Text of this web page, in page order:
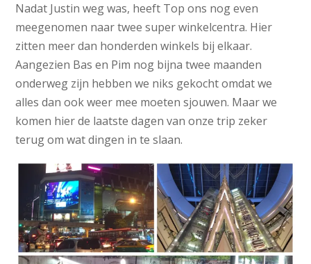
Nadat Justin weg was, heeft Top ons nog even
meegenomen naar twee super winkelcentra. Hier
zitten meer dan honderden winkels bij elkaar.
Aangezien Bas en Pim nog bijna twee maanden
onderweg zijn hebben we niks gekocht omdat we
alles dan ook weer mee moeten sjouwen. Maar we
komen hier de laatste dagen van onze trip zeker
terug om wat dingen in te slaan.